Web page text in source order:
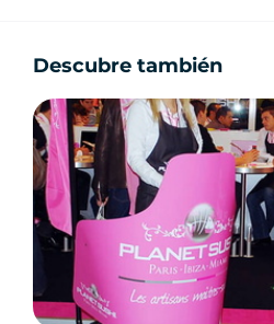
Descubre también